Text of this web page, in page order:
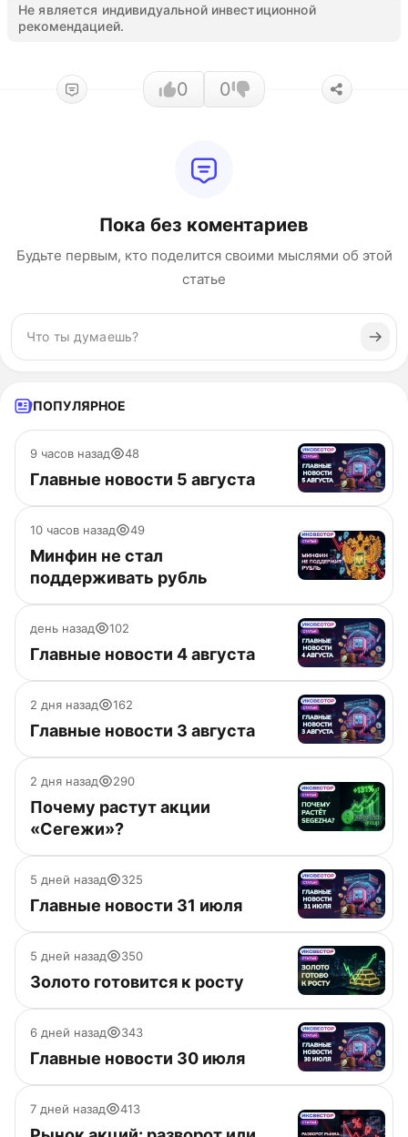
Не является индивидуальной инвестиционной
рекомендацией.
0 0
Пока без коментариев
Будьте первым, кто поделится своими мыслями об этой
статье
ПОПУЛЯРНОЕ
9 часов назад 48
Главные новости 5 августа
10 часов назад 49
Минфин не стал
поддерживать рубль
день назад 102
Главные новости 4 августа
2 дня назад 162
Главные новости 3 августа
2 дня назад 290
Почему растут акции
«Сегежи»?
5 дней назад 325
Главные новости 31 июля
5 дней назад 350
Золото готовится к росту
6 дней назад 343
Главные новости 30 июля
7 дней назад 413